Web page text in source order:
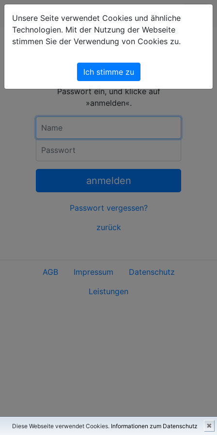
Diese Webseite verwendet Cookies. Informationen zum Datenschutz ✖
Um dich anzumelden, gib Namen und
Passwort ein, und klicke auf
»anmelden«.
anmelden
Passwort vergessen?
zurück
Unsere Seite verwendet Cookies und ähnliche
Technologien. Mit der Nutzung der Webseite
stimmen Sie der Verwendung von Cookies zu.
Ich stimme zu
AGB Impressum
Datenschutz
Leistungen